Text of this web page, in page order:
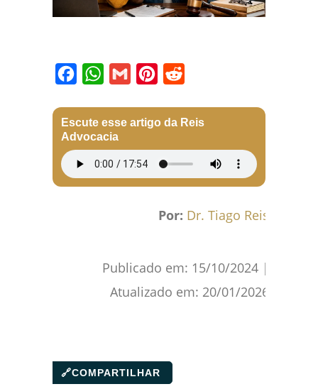
Escute esse artigo da Reis
Advocacia
Por: Dr. Tiago Reis
Publicado em: 15/10/2024 |
Atualizado em: 20/01/2026
🔗COMPARTILHAR